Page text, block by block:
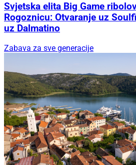
Svjetska elita Big Game
Rogoznicu: Otvaranje uz
uz Dalmatino
Zabava za sve generacije